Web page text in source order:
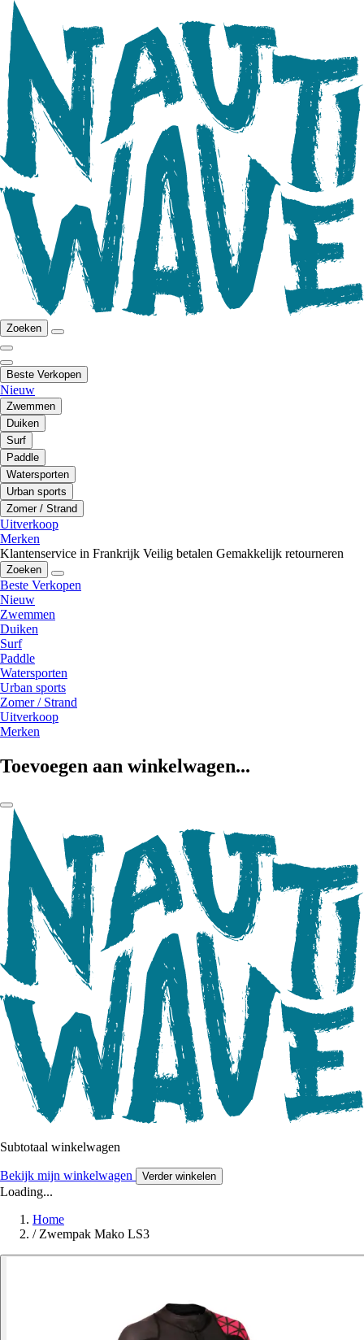
Zoeken
Beste Verkopen
Nieuw
Zwemmen
Duiken
Surf
Paddle
Watersporten
Urban sports
Zomer / Strand
Uitverkoop
Merken
Klantenservice in Frankrijk Veilig betalen Gemakkelijk retourneren
Zoeken
Beste Verkopen
Nieuw
Zwemmen
Duiken
Surf
Paddle
Watersporten
Urban sports
Zomer / Strand
Uitverkoop
Merken
Toevoegen aan winkelwagen...
Subtotaal winkelwagen
Bekijk mijn winkelwagen Verder winkelen
Loading...
Home
/ Zwempak Mako LS3